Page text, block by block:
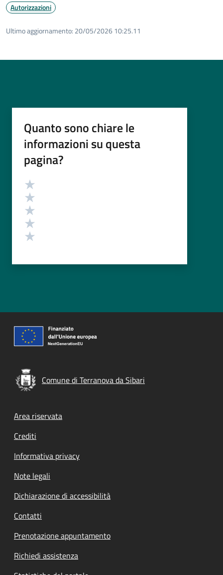
Autorizzazioni
Ultimo aggiornamento: 20/05/2026 10:25.11
Quanto sono chiare le
informazioni su questa
pagina?
Valutazione
Comune di Terranova da Sibari
Footer menu
Area riservata
Crediti
Informativa privacy
Note legali
Dichiarazione di accessibilità
Contatti
Prenotazione appuntamento
Richiedi assistenza